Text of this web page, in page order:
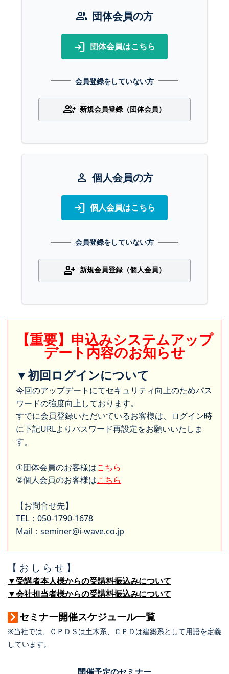
group 団体会員の方
login 団体会員はこちら
会員登録をしていない方
group_add 新規会員登録（団体会員）
person 個人会員の方
login 個人会員はこちら
会員登録をしていない方
person_add 新規会員登録（個人会員）
【重要】申込みシステムアップ
デート内容のお知らせ
▼初回ログインについて
今回のアップデートにてセキュリティ向上のためパス
ワードの強度向上しております。
すでに会員登録いただいているお客様は、ログイン時
に下記URLよりパスワード再設定をお願いいたしま
す。
①団体会員のお客様はこちら
②個人会員のお客様はこちら
【お問合せ先】
TEL：050-1790-1678
Mail：seminer@i-wave.co.jp
【 お し ら せ 】
▼受講者本人様からの受講料振込みについて
▼会社担当者様からの受講料振込みについて
セミナー開催スケジュール一覧
※当社では、ＣＰＤＳは土木系、ＣＰＤは建築系として用語を定義
しています。